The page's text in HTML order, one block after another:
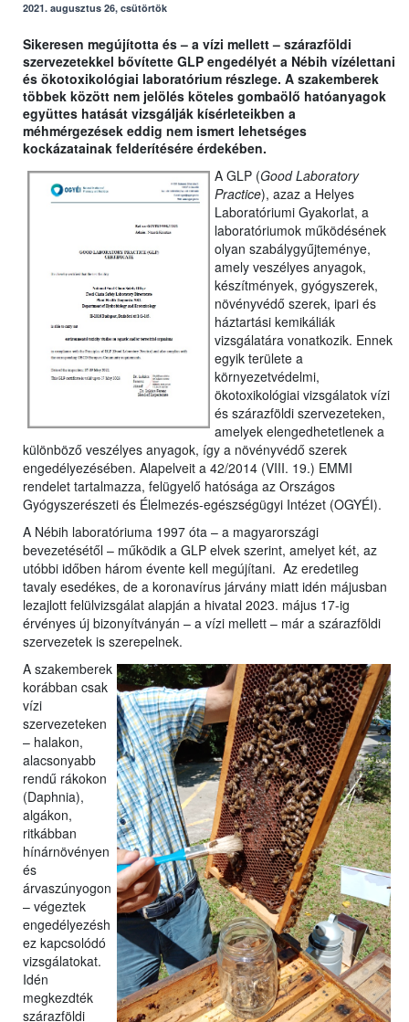
2021. augusztus 26, csütörtök
Sikeresen megújította és – a vízi mellett – szárazföldi
szervezetekkel bővítette GLP engedélyét a Nébih vízélettani
és ökotoxikológiai laboratórium részlege. A szakemberek
többek között nem jelölés köteles gombaölő hatóanyagok
együttes hatását vizsgálják kísérleteikben a
méhmérgezések eddig nem ismert lehetséges
kockázatainak felderítésére érdekében.
A GLP (Good Laboratory
Practice), azaz a Helyes
Laboratóriumi Gyakorlat, a
laboratóriumok működésének
olyan szabálygyűjteménye,
amely veszélyes anyagok,
készítmények, gyógyszerek,
növényvédő szerek, ipari és
háztartási kemikáliák
vizsgálatára vonatkozik. Ennek
egyik területe a
környezetvédelmi,
ökotoxikológiai vizsgálatok vízi
és szárazföldi szervezeteken,
amelyek elengedhetetlenek a
különböző veszélyes anyagok, így a növényvédő szerek
engedélyezésében. Alapelveit a 42/2014 (VIII. 19.) EMMI
rendelet tartalmazza, felügyelő hatósága az Országos
Gyógyszerészeti és Élelmezés-egészségügyi Intézet (OGYÉI).
A Nébih laboratóriuma 1997 óta – a magyarországi
bevezetésétől – működik a GLP elvek szerint, amelyet két, az
utóbbi időben három évente kell megújítani. Az eredetileg
tavaly esedékes, de a koronavírus járvány miatt idén májusban
lezajlott felülvizsgálat alapján a hivatal 2023. május 17-ig
érvényes új bizonyítványán – a vízi mellett – már a szárazföldi
szervezetek is szerepelnek.
A szakemberek
korábban csak
vízi
szervezeteken
– halakon,
alacsonyabb
rendű rákokon
(Daphnia),
algákon,
ritkábban
hínárnövényen
és
árvaszúnyogon
– végeztek
engedélyezésh
ez kapcsolódó
vizsgálatokat.
Idén
megkezdték
szárazföldi